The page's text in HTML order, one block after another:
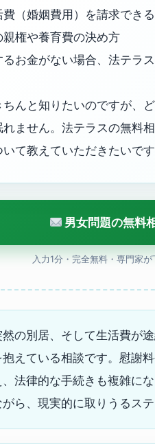
費（婚姻費用）を請求でき
親権や養育費の決め方
るお金がない場合、法テラ
んと知りたいのですが、
ません。法テラスの無料
て教えていただきたいです
男女問題の無料
入力1分・完全無料・専門家
の別居、そして生活費が
えている相談です。慰謝
法律的な手続きも複雑に
ら、現実的に取りうるス